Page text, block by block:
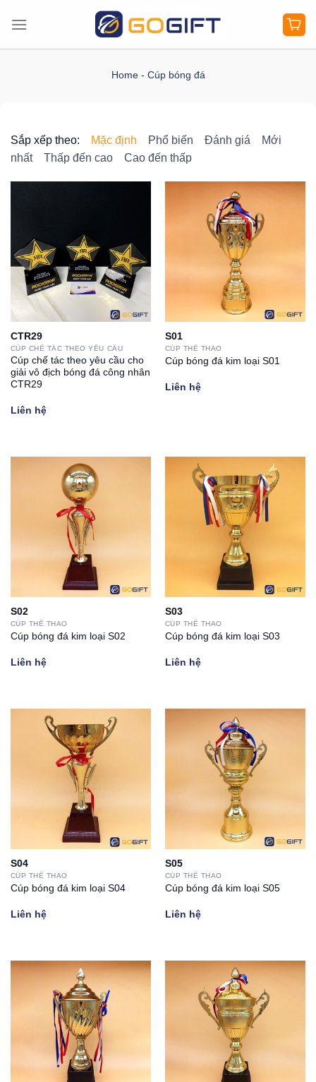
qua
Home- Cúp bóng đá
Sắp xếp theo: Mặc định Phổ biến Đánh giá
Mới
nhất
Thấp đến cao Cao đến thấp
CTR29
CÚP CHẾ TÁC THEO YÊU CẦU
Cúp chế tác theo yêu cầu cho
giải vô địch bóng đá công nhân
CTR29
Liên hệ
S01
CÚP THỂ THAO
Cúp bóng đá kim loại S01
Liên hệ
S02
CÚP THỂ THAO
Cúp bóng đá kim loại S02
Liên hệ
S03
CÚP THỂ THAO
Cúp bóng đá kim loại S03
Liên hệ
S04
CÚP THỂ THAO
Cúp bóng đá kim loại S04
Liên hệ
S05
CÚP THỂ THAO
Cúp bóng đá kim loại S05
Liên hệ